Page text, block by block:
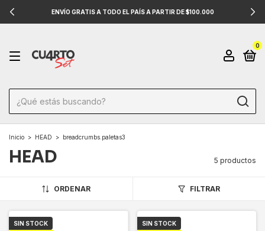
ENVÍO GRATIS A TODO EL PAÍS A PARTIR DE $100.000
0
Inicio > HEAD > breadcrumbs.paletas3
HEAD 5 productos
ORDENAR FILTRAR
SIN STOCK
SIN STOCK